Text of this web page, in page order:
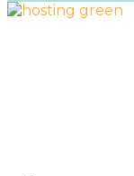
Footer